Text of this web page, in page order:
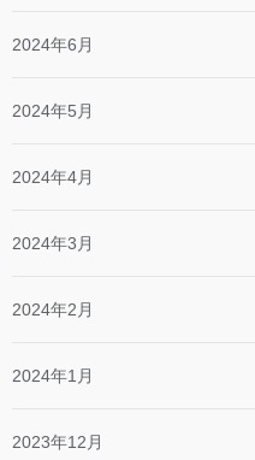
2024年6月
2024年5月
2024年4月
2024年3月
2024年2月
2024年1月
2023年12月